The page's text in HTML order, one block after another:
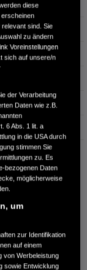
diese
relevant sind. Sie
zu ändern
Voreinstellungen
sich auf unsere/n
der Verarbeitung
Daten wie z.B.
6 Abs. 1 lit. a
in die USA durch
stimmen Sie
zu. Es
bezogenen Daten
möglicherweise
um
zur Identifikation
auf einem
von Werbeleistung
sowie Entwicklung